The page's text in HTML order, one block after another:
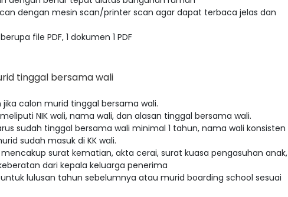
dengan mesin scan/printer scan agar dapat terbaca jelas dan
file PDF, 1 dokumen 1 PDF
tinggal bersama wali
calon murid tinggal bersama wali.
NIK wali, nama wali, dan alasan tinggal bersama wali.
sudah tinggal bersama wali minimal 1 tahun, nama wali konsisten
sudah masuk di KK wali.
surat kematian, akta cerai, surat kuasa pengasuhan anak,
dari kepala keluarga penerima
lulusan tahun sebelumnya atau murid boarding school sesuai